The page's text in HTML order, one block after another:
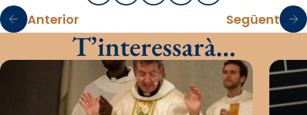
Anterior Següent
T’interessarà…